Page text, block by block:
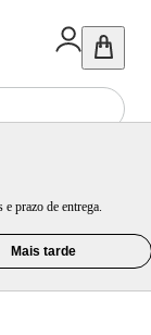
prazo de entrega.
Mais tarde